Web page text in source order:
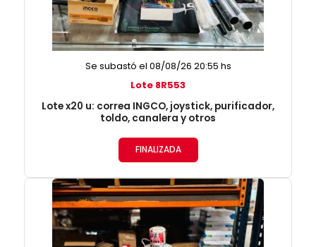
Se subastó el 08/08/26 20:55 hs
Lote 8R553
Lote x20 u: correa INGCO, joystick, purificador,
toldo, canalera y otros
FINALIZADA